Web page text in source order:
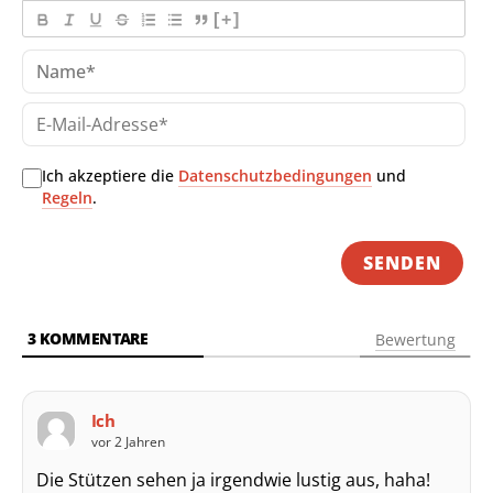
[+]
E-
Ich akzeptiere die Datenschutzbedingungen und
Regeln.
3KOMMENTARE Bewertung
Ich
vor 2 Jahren
Die Stützen sehen ja irgendwie lustig aus, haha!